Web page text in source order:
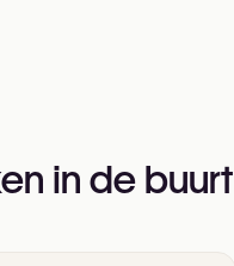
in de buurt